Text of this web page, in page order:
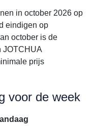
in october 2026 op
eindigen op
october is de
JOTCHUA
prijs
voor de week